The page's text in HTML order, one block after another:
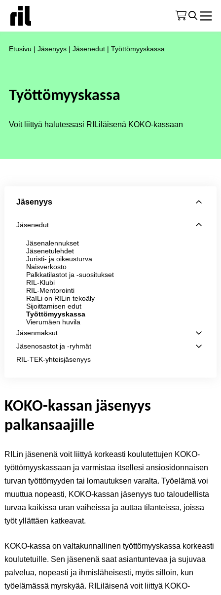
Etusivu | Jäsenyys | Jäsenedut | Työttömyyskassa
Työttömyyskassa
Voit liittyä halutessasi RILiläisenä KOKO-kassaan
KOKO-kassan jäsenyys
palkansaajille
RILin jäsenenä voit liittyä korkeasti koulutettujen KOKO-
työttömyyskassaan ja varmistaa itsellesi ansiosidonnaisen
turvan työttömyyden tai lomautuksen varalta. Työelämä voi
muuttua nopeasti, KOKO-kassan jäsenyys tuo taloudellista
turvaa kaikissa uran vaiheissa ja auttaa tilanteissa, joissa
työt yllättäen katkeavat.
KOKO-kassa on valtakunnallinen työttömyyskassa korkeasti
koulutetuille. Sen jäsenenä saat asiantuntevaa ja sujuvaa
palvelua, nopeasti ja ihmisläheisesti, myös silloin, kun
työelämässä myrskyää. RILiläisenä voit liittyä KOKO-
Jäsenyys
Jäsenedut
Jäsenalennukset
Jäsenetulehdet
Juristi- ja oikeusturva
Naisverkosto
Palkkatilastot ja -suositukset
RIL-Klubi
RIL-Mentorointi
RaILi on RILin tekoäly
Sijoittamisen edut
Työttömyyskassa
Vierumäen huvila
Jäsenmaksut
Jäsenosastot ja -ryhmät
RIL-TEK-yhteisjäsenyys